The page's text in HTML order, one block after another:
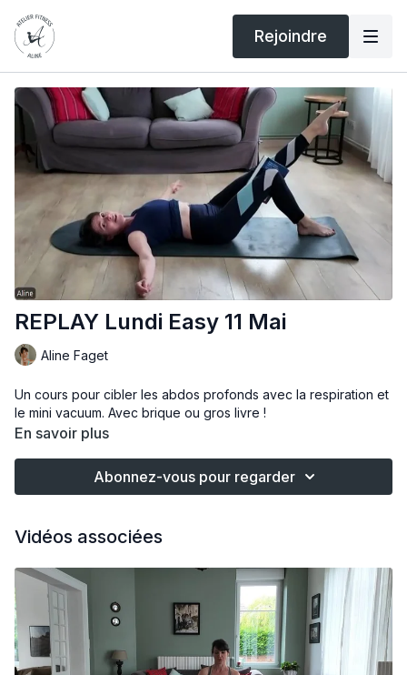
Rejoindre
REPLAY Lundi Easy 11 Mai
Aline Faget
Un cours pour cibler les abdos profonds avec la respiration et
le mini vacuum. Avec brique ou gros livre !
En savoir plus
Abonnez-vous pour regarder
Vidéos associées